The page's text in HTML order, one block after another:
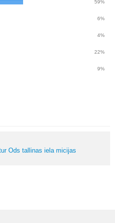
59%
6%
4%
22%
9%
Ods tallinas iela micijas